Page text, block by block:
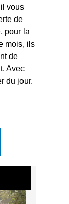
vous
de
pour la
mois, ils
de
Avec
du jour.